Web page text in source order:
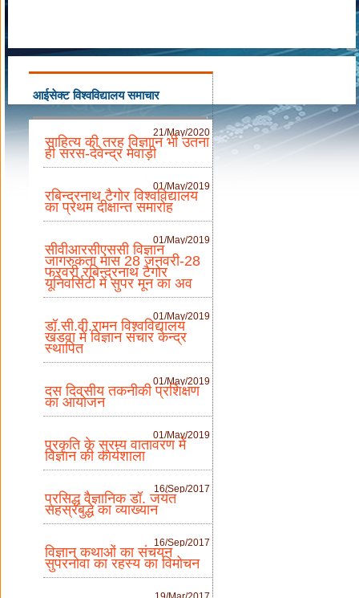
आईसेक्ट विश्वविद्यालय समाचार
21/May/2020
साहित्य की तरह विज्ञाान भी उतना
ही सरस-देवेन्द्र मेवाड़ी
01/May/2019
रबिन्द्रनाथ टैगोर विश्वविद्यालय
का प्रथम दीक्षान्त समारोह
01/May/2019
सीवीआरसीएससी विज्ञान
जागरुकता मास 28 जनवरी-28
फरवरी रबिन्द्रनाथ टैगोर
यूनिवर्सिटी में सुपर मून का अव
01/May/2019
डॉ.सी.वी.रामन विश्वविद्यालय
खंडवा में विज्ञान संचार केन्द्र
स्थापित
01/May/2019
दस दिवसीय तकनीकी प्रशिक्षण
का आयोजन
01/May/2019
प्रकृति के सुरम्य वातावरण में
विज्ञान की कार्यशाला
16/Sep/2017
प्रसिद्ध वैज्ञानिक डॉ. जयंत
सहस्रबुद्धे का व्याख्यान
16/Sep/2017
विज्ञान कथाओं का संचयन
सुपरनोवा का रहस्य का विमोचन